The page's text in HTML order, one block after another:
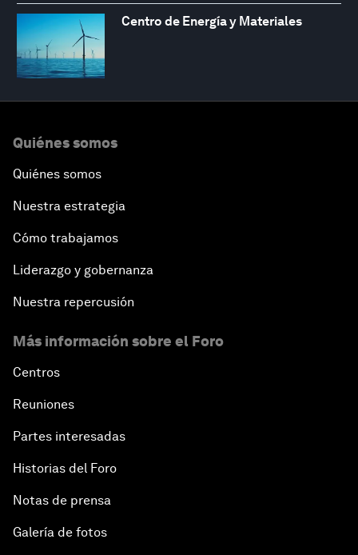
Centro de Energía y Materiales
Quiénes somos
Quiénes somos
Nuestra estrategia
Cómo trabajamos
Liderazgo y gobernanza
Nuestra repercusión
Más información sobre el Foro
Centros
Reuniones
Partes interesadas
Historias del Foro
Notas de prensa
Galería de fotos